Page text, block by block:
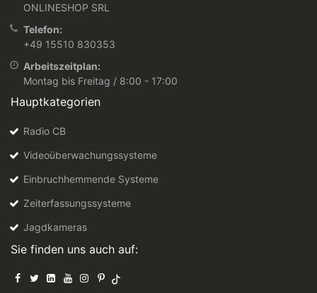
ONLINESHOP SRL
Telefon:
+49 15510 830353
Arbeitszeitplan:
Montag bis Freitag / 8:00 - 17:00
Hauptkategorien
Radio CB
Videoüberwachungssysteme
Einbruchhemmende Systeme
Zeiterfassungssysteme
Jagdkameras
Sie finden uns auch auf: